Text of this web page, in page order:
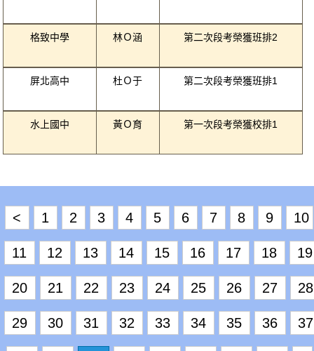
格致中學 林Ｏ涵 第二次段考榮獲班排2
屏北高中 杜Ｏ于 第二次段考榮獲班排1
水上國中 黃Ｏ育 第一次段考榮獲校排1
< 1 2 3 4 5 6 7 8 9 10
11 12 13 14 15 16 17 18 19
20 21 22 23 24 25 26 27 28
29 30 31 32 33 34 35 36 37